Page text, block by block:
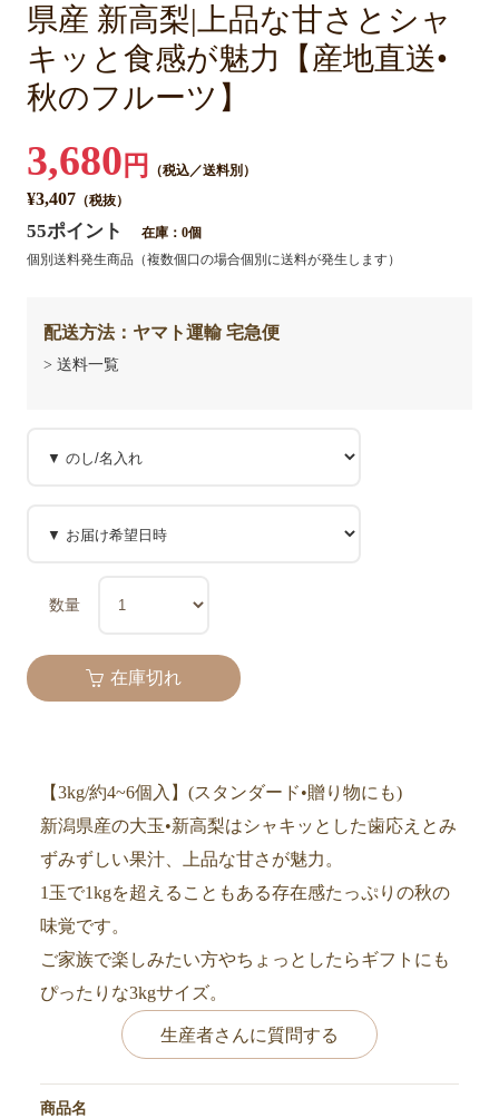
県産 新高梨|上品な甘さとシャ
キッと食感が魅力【産地直送•
秋のフルーツ】
3,680 円 （税込／送料別）
¥3,407 （税抜）
55ポイント
在庫：0個
個別送料発生商品（複数個口の場合個別に送料が発生します）
配送方法：ヤマト運輸 宅急便
> 送料一覧
数量
在庫切れ
【3kg/約4~6個入】(スタンダード•贈り物にも)
新潟県産の大玉•新高梨はシャキッとした歯応えとみ
ずみずしい果汁、上品な甘さが魅力。
1玉で1kgを超えることもある存在感たっぷりの秋の
味覚です。
ご家族で楽しみたい方やちょっとしたらギフトにも
ぴったりな3kgサイズ。
生産者さんに質問する
商品名